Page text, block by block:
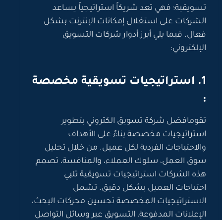
تسويقية؛ فهي تعد شريكاً استراتيجياً يساعد
الشركات على استغلال إمكانات الإنترنت بشكل
فعال. فيما يلي أبرز أدوار شركات التسويق
الإلكتروني:
1. استراتيجيات تسويقية مخصصة
:
تقومافضل شركة تسويق الكتروني بتطوير
استراتيجيات مخصصة بناءً على الأهداف
والاحتياجات الفردية لكل عميل. من خلال تحليل
سوق العمل، سلوك العملاء، والمنافسة، تصمم
هذه الشركات استراتيجيات تسويقية تلبي
احتياجات العميل بشكل دقيق. تشمل
الاستراتيجيات المخصصة تحسين محركات البحث،
الإعلانات المدفوعة، التسويق عبر وسائل التواصل